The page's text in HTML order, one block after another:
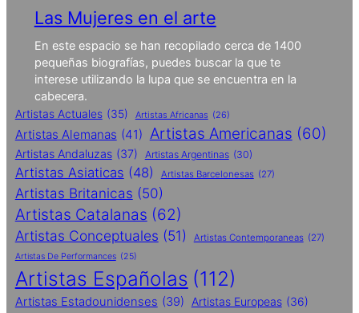
Las Mujeres en el arte
En este espacio se han recopilado cerca de 1400
pequeñas biografías, puedes buscar la que te
interese utilizando la lupa que se encuentra en la
cabecera.
Artistas Actuales (35) Artistas Africanas (26)
Artistas Alemanas (41) Artistas Americanas (60)
Artistas Andaluzas (37) Artistas Argentinas (30)
Artistas Asiaticas (48) Artistas Barcelonesas (27)
Artistas Britanicas (50)
Artistas Catalanas (62)
Artistas Conceptuales (51) Artistas Contemporaneas (27)
Artistas De Performances (25)
Artistas Españolas (112)
Artistas Estadounidenses (39) Artistas Europeas (36)